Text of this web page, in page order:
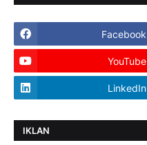
Facebook
YouTube
LinkedIn
IKLAN